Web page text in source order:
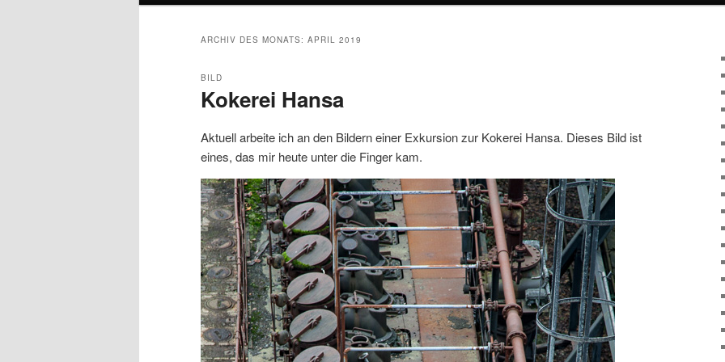
ARCHIV DES MONATS: APRIL 2019
Kokerei Hansa
BILD
Aktuell arbeite ich an den Bildern einer Exkursion zur Kokerei Hansa. Dieses Bild ist
eines, das mir heute unter die Finger kam.